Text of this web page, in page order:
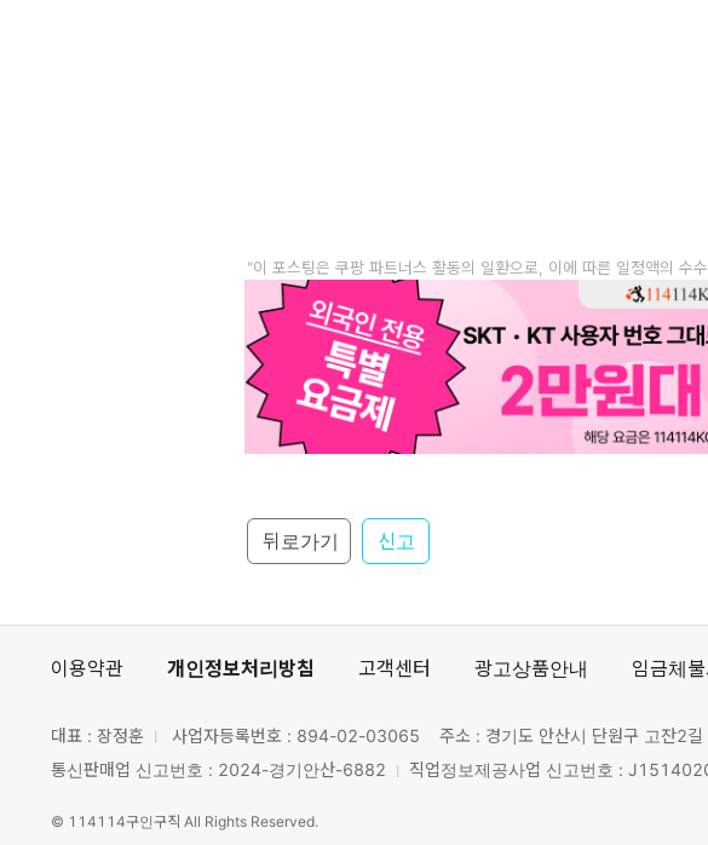
"이 포스팅은 쿠팡 파트너스 활동의 일환으로, 이에 따른 일정액의 수
뒤로가기 신고
이용약관 개인정보처리방침 고객센터 광고상품안내 임금체
대표 : 장정훈 사업자등록번호 : 894-02-03065
주소 : 경기도 안산시 단원구 고잔2
통신판매업 신고번호 : 2024-경기안산-6882
직업정보제공사업 신고번호 :
© 114114구인구직 All Rights Reserved.